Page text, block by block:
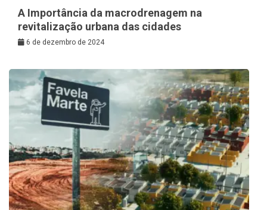
A Importância da macrodrenagem na
revitalização urbana das cidades
6 de dezembro de 2024